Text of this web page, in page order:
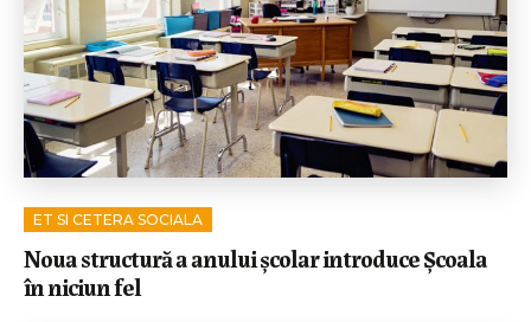
ET SI CETERA SOCIALA
Noua structură a anului școlar introduce Școala
în niciun fel